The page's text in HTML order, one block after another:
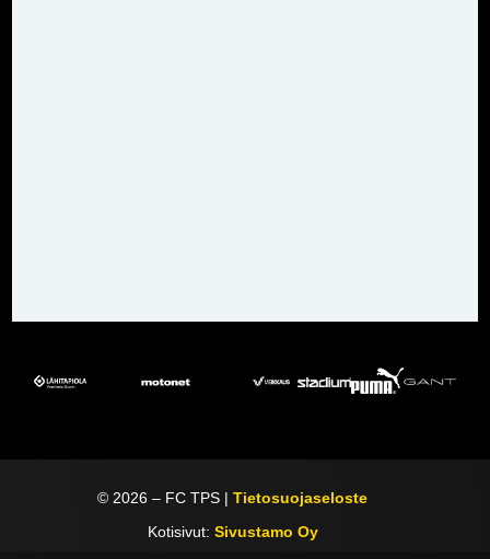
©2026 – FC TPS |Tietosuojaseloste
Kotisivut: Sivustamo Oy